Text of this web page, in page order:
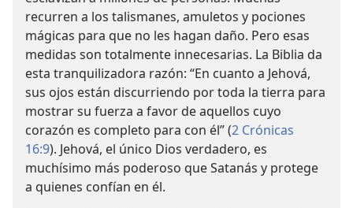
recurren a los talismanes, amuletos y pociones
mágicas para que no les hagan daño. Pero esas
medidas son totalmente innecesarias. La Biblia da
esta tranquilizadora razón: “En cuanto a Jehová,
sus ojos están discurriendo por toda la tierra para
mostrar su fuerza a favor de aquellos cuyo
corazón es completo para con él” (2 Crónicas
16:9). Jehová, el único Dios verdadero, es
muchísimo más poderoso que Satanás y protege
a quienes confían en él.